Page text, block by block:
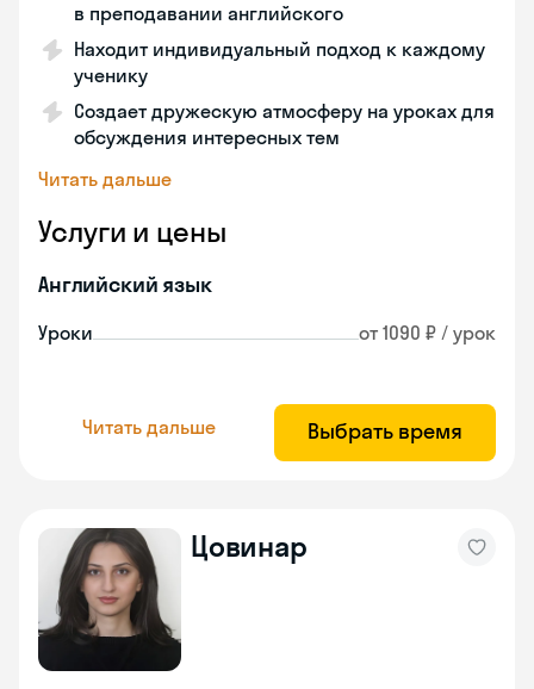
в преподавании английского
Находит индивидуальный подход к каждому
ученику
Создает дружескую атмосферу на уроках для
обсуждения интересных тем
Читать дальше
Услуги и цены
Английский язык
Уроки от 1090 ₽ / урок
Читать дальше Выбрать время
Цовинар